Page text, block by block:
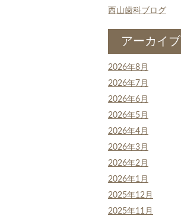
西山歯科ブログ
アーカイブ
2026年8月
2026年7月
2026年6月
2026年5月
2026年4月
2026年3月
2026年2月
2026年1月
2025年12月
2025年11月